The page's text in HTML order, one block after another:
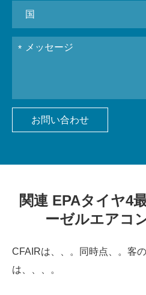
お問い合わせ
関連 EPAタイヤ4
ーゼルエアコ
CFAIRは、、。同時点、。客
は、、、。